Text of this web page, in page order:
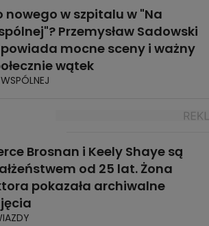
nowego w szpitalu w "Na
Przemysław Sadowski
mocne sceny i ważny
wątek
Brosnan i Keely Shaye są
od 25 lat. Żona
pokazała archiwalne